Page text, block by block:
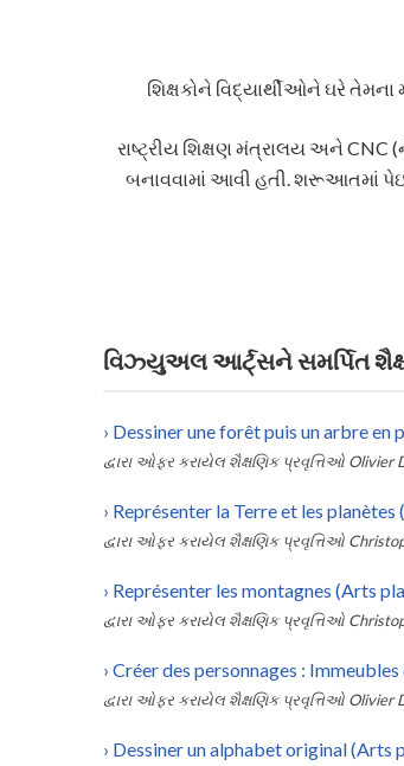
શિક્ષકોને વિદ્યાર્થીઓને ઘરે
રાષ્ટ્રીય શિક્ષણ મંત્રાલય અને CNC
બનાવવામાં આવી હતી. શરૂઆતમાં પેઇડ
વિઝ્યુઅલ આર્ટ્સને સમર્પિત
› Dessiner une forêt puis un arbre
દ્વારા ઓફર કરાયેલ શૈક્ષણિક પ્રવૃત્તિઓ Olivier
› Représenter la Terre et les
દ્વારા ઓફર કરાયેલ શૈક્ષણિક પ્રવૃત્તિઓ
› Représenter les montagnes (Arts
દ્વારા ઓફર કરાયેલ શૈક્ષણિક પ્રવૃત્તિઓ
› Créer des personnages :
દ્વારા ઓફર કરાયેલ શૈક્ષણિક પ્રવૃત્તિઓ Olivier
› Dessiner un alphabet original (Arts